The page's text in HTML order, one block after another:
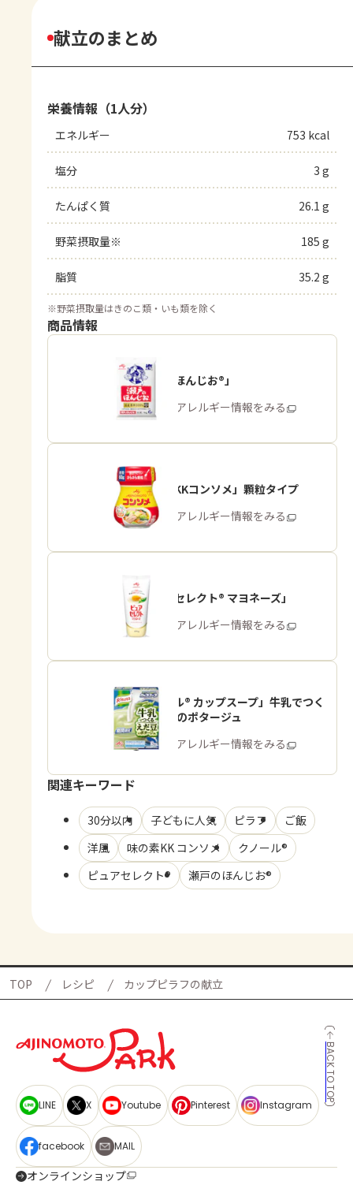
献立のまとめ
栄養情報（1人分）
エネルギー 753 kcal
塩分 3 g
たんぱく質 26.1 g
野菜摂取量※ 185 g
脂質 35.2 g
※野菜摂取量はきのこ類・いも類を除く
商品情報
「瀬戸のほんじお®」
商品・アレルギー情報をみる
「味の素KKコンソメ」顆粒タイプ
商品・アレルギー情報をみる
「ピュアセレクト® マヨネーズ」
商品・アレルギー情報をみる
「クノール® カップスープ」牛乳でつく
る えだ豆のポタージュ
商品・アレルギー情報をみる
関連キーワード
30分以内 子どもに人気 ピラフ
ご飯
洋風
味の素KK コンソメ
クノール®
ピュアセレクト®
瀬戸のほんじお®
TOP レシピ カップピラフの献立
BACK TO TOP
LINE X Youtube Pinterest Instagram
facebook MAIL
オンラインショップ